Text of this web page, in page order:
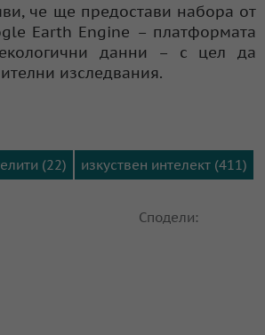
че ще предостави набора от
Earth Engine – платформата
данни – с цел да
изследвания.
(22) изкуствен интелект (411)
Сподели: